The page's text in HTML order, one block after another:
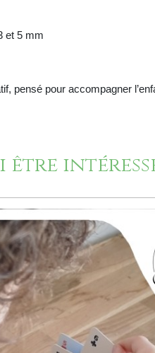
et 5 mm
pensé pour accompagner
être